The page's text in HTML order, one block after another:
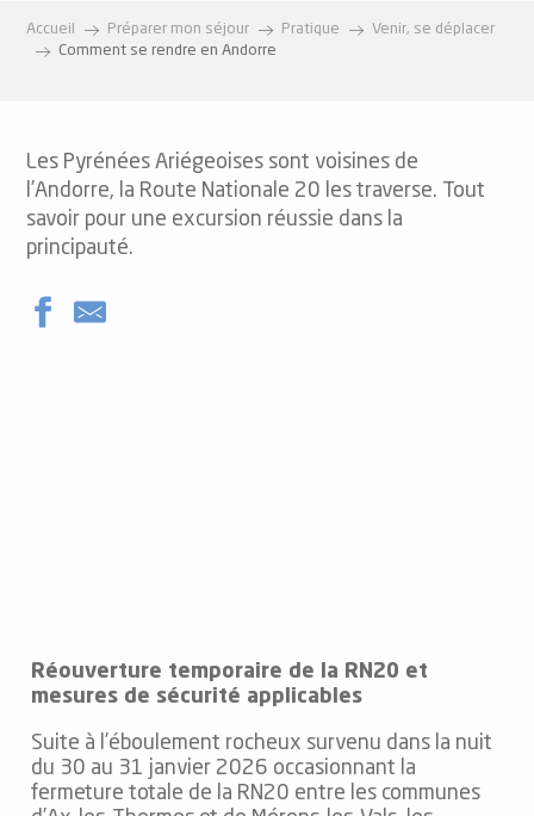
Accueil Préparer mon séjour Pratique
Venir, se déplacer
Comment se rendre en Andorre
Les Pyrénées Ariégeoises sont voisines de
l’Andorre, la Route Nationale 20 les traverse. Tout
savoir pour une excursion réussie dans la
principauté.
Réouverture temporaire de la RN20 et
mesures de sécurité applicables
Suite à l’éboulement rocheux survenu dans la nuit
du 30 au 31 janvier 2026 occasionnant la
fermeture totale de la RN20 entre les communes